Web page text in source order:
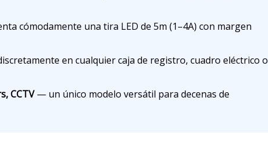
cómodamente una tira LED de 5m (1–4A) con margen
en cualquier caja de registro, cuadro eléctrico o
CCTV— un único modelo versátil para decenas de